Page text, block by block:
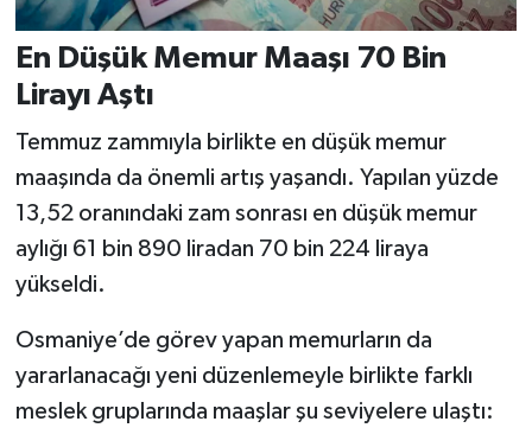
En Düşük Memur Maaşı 70 Bin
Lirayı Aştı
Temmuz zammıyla birlikte en düşük memur
maaşında da önemli artış yaşandı. Yapılan yüzde
13,52 oranındaki zam sonrası en düşük memur
aylığı 61 bin 890 liradan 70 bin 224 liraya
yükseldi.
Osmaniye’de görev yapan memurların da
yararlanacağı yeni düzenlemeyle birlikte farklı
meslek gruplarında maaşlar şu seviyelere ulaştı: